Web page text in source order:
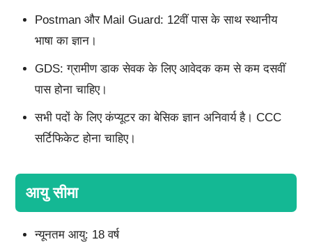
Postman और Mail Guard: 12वीं पास के साथ स्थानीय
भाषा का ज्ञान।
GDS: ग्रामीण डाक सेवक के लिए आवेदक कम से कम दसवीं
पास होना चाहिए।
सभी पदों के लिए कंप्यूटर का बेसिक ज्ञान अनिवार्य है। CCC
सर्टिफिकेट होना चाहिए।
आयु सीमा
न्यूनतम आयु: 18 वर्ष